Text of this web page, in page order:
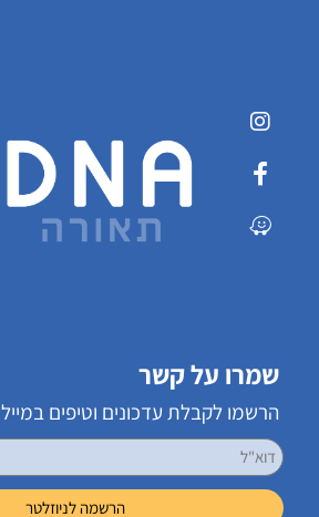
שמרו על קשר
הרשמו לקבלת עדכונים וטיפים במייל